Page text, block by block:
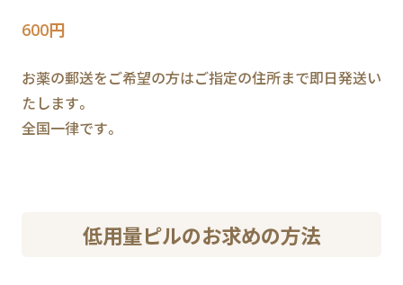
600円
お薬の郵送をご希望の方はご指定の住所まで即日発送い
たします。
全国一律です。
低用量ピルのお求めの方法